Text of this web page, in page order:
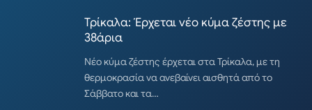
Τρίκαλα: Έρχεται νέο κύμα ζέστης με
38άρια
Νέο κύμα ζέστης έρχεται στα Τρίκαλα, με τη
θερμοκρασία να ανεβαίνει αισθητά από το
Σάββατο και τα…